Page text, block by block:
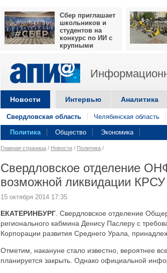
Сбер приглашает
школьников и
студентов на
конкурс по ИИ с
крупными
Новости Интервью Аналитика
Свердловская область Челябинская область
Политика Общество Экономика
Главная страница / Новости / Политика /
Свердловское отделение
возможной ликвидации КРСУ
15 октября 2014 17:35
ЕКАТЕРИНБУРГ . Свердловское отделение
регионального кабмина Денису Паслеру с
Корпорации развития Среднего Урала,
Отметим, накануне стало известно, вероятнее
планируется закрыть. Однако официальной